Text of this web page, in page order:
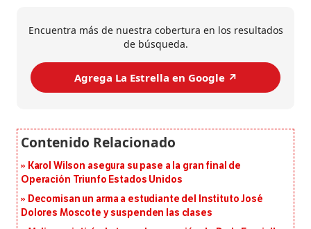
Encuentra más de nuestra cobertura en los resultados
de búsqueda.
Agrega La Estrella en Google ↗️
Karol Wilson asegura su pase a la gran final de
Operación Triunfo Estados Unidos
Decomisan un arma a estudiante del Instituto José
Dolores Moscote y suspenden las clases